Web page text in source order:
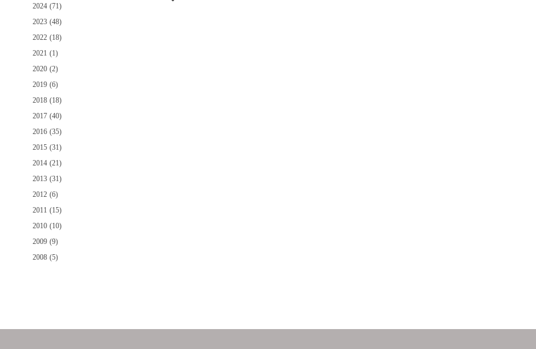
2024 (71)
2023 (48)
2022 (18)
2021 (1)
2020 (2)
2019 (6)
2018 (18)
2017 (40)
2016 (35)
2015 (31)
2014 (21)
2013 (31)
2012 (6)
2011 (15)
2010 (10)
2009 (9)
2008 (5)